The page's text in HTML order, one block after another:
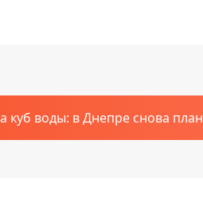
куб воды: в Днепре снова